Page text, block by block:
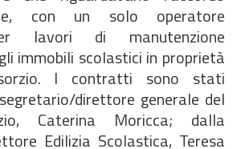
con un solo operatore
lavori di manutenzione
immobili scolastici in proprietà
I contratti sono stati
direttore generale del
Caterina Moricca; dalla
Edilizia Scolastica, Teresa